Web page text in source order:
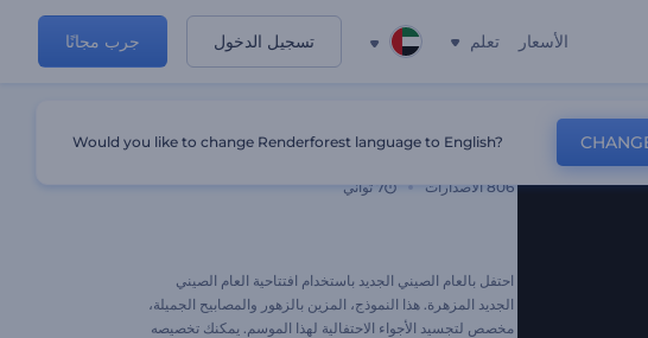
الأسعار تعلم تسجيل الدخول جرب مجانًا
806 الاصدارات 7 ثواني
احتفل بالعام الصيني الجديد باستخدام افتتاحية العام الصيني
الجديد المزهرة. هذا النموذج، المزين بالزهور والمصابيح الجميلة،
مخصص لتجسيد الأجواء الاحتفالية لهذا الموسم. يمكنك تخصيصه
Would you like to change Renderforest language to English?